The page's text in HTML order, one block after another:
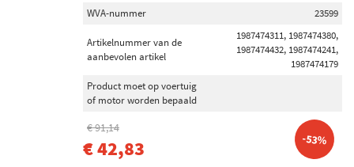
WVA-nummer
23599
Artikelnummer van de
aanbevolen artikel
1987474311, 1987474380,
1987474432, 1987474241,
1987474179
Product moet op voertuig
of motor worden bepaald
€ 91,14
€ 42,83 -53%